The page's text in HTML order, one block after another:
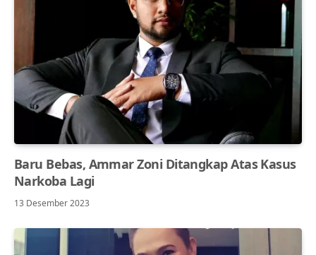
Baru Bebas, Ammar Zoni Ditangkap Atas Kasus
Narkoba Lagi
13 Desember 2023